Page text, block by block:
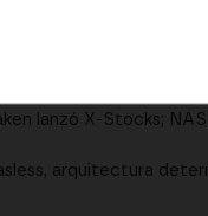
lanzó X-Stocks;
arquitectura